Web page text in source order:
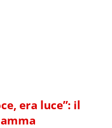
era luce”: il